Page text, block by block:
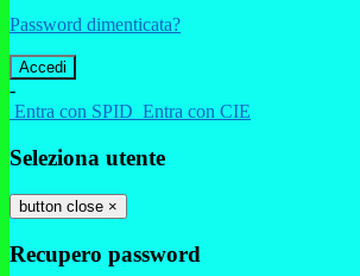
Password dimenticata?
-
Entra con SPID Entra con CIE
Seleziona utente
button close ×
Recupero password